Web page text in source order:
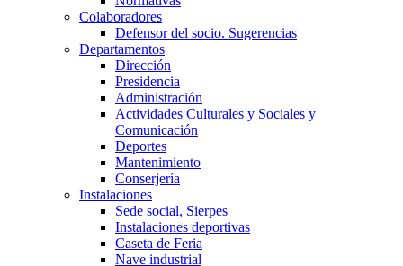
Colaboradores
Defensor del socio. Sugerencias
Departamentos
Dirección
Presidencia
Administración
Actividades Culturales y Sociales y
Comunicación
Deportes
Mantenimiento
Conserjería
Instalaciones
Sede social, Sierpes
Instalaciones deportivas
Caseta de Feria
Nave industrial